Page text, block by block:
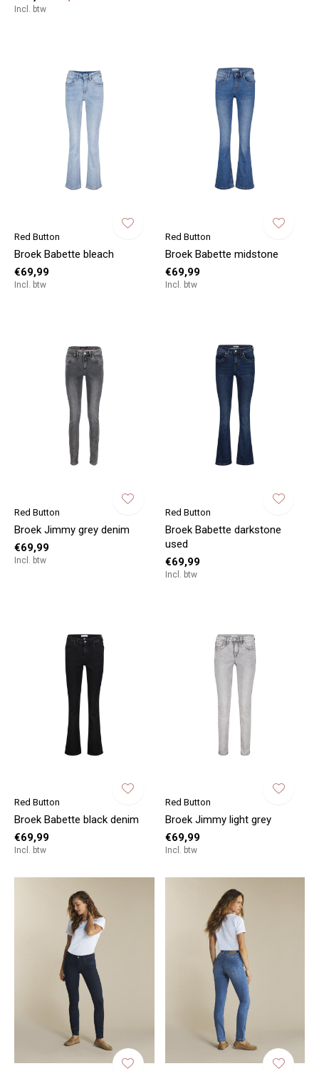
Incl. btw
Red Button
Broek Babette bleach
€69,99
Incl. btw
Red Button
Broek Babette midstone
€69,99
Incl. btw
Red Button
Broek Jimmy grey denim
€69,99
Incl. btw
Red Button
Broek Babette darkstone
used
€69,99
Incl. btw
Red Button
Broek Babette black denim
€69,99
Incl. btw
Red Button
Broek Jimmy light grey
€69,99
Incl. btw